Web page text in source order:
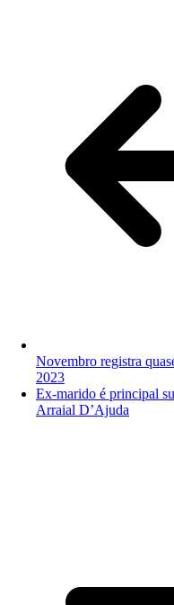
Novembro registra
2023
Ex-marido é principal
Arraial D’Ajuda